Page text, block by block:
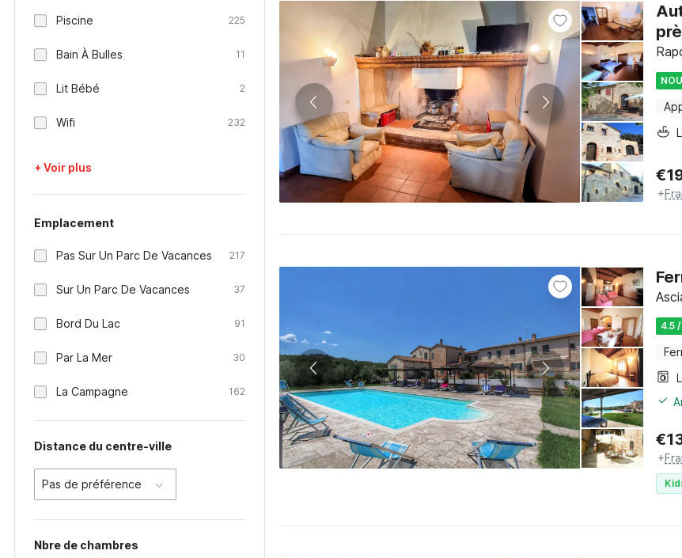
Piscine 225
Bain À Bulles 11
Lit Bébé 2
Wifi 232
+ Voir plus
Emplacement
Pas Sur Un Parc De Vacances 217
Sur Un Parc De Vacances 37
Bord Du Lac 91
Par La Mer 30
La Campagne 162
Distance du centre-ville
Pas de préférence
Nbre de chambres
€
+
4.5
€
+